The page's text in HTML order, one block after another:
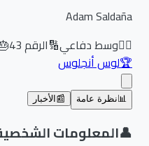
Adam Saldaña
وسط دفاعي🔢 الرقم43
🎂
24
لوس أنجلوس
نظرة عامة 📰 الأخبار
المعلومات الشخصية